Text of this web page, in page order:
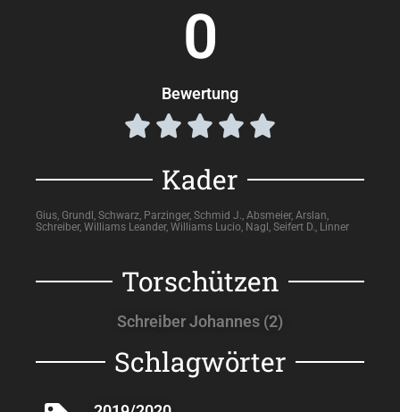
0
Bewertung
    
Kader
Gius, Grundl, Schwarz, Parzinger, Schmid J., Absmeier, Arslan,
Schreiber, Williams Leander, Williams Lucio, Nagl, Seifert D., Linner
Torschützen
Schreiber Johannes (2)
Schlagwörter